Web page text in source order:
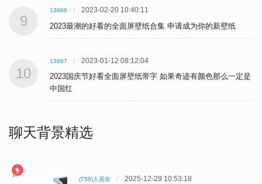
9
13986 2023-02-20 10:40:11
2023最潮的好看的全面屏壁纸合集 申请成为你的新壁纸
10
13867 2023-01-12 08:12:04
2023国庆节好看全面屏壁纸带字 如果奇迹有颜色那么一定是
中国红
聊天背景精选
(758)人喜欢 2025-12-29 10:53:18